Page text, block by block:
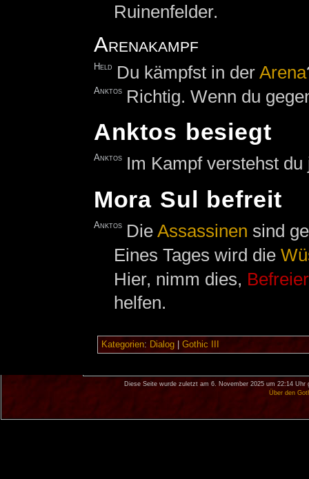
Ruinenfelder.
Arenakampf
Held Du kämpfst in derArena
Anktos Richtig. Wenn du
Anktos besiegt
Anktos Im Kampf verstehst
Mora Sul befreit
Anktos DieAssassinen sind
Eines Tages wird die
Hier, nimm dies, Befreier
helfen.
Kategorien: Dialog| Gothic III
Diese Seite wurde zuletzt am 6. November 2025 um 22:14 Uhr
Über den